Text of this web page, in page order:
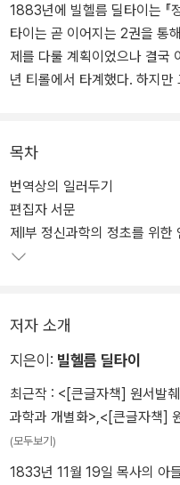
1883년에 빌헬름 딜타이는 『
타이는 곧 이어지는 2권을 통
제를 다룰 계획이었으나 결국
년 티롤에서 타계했다. 하지
출판하였고, 이 책은 그 완역본
이 책에서 딜타이의 철학적 신
어야 한다는 것이었다. 딜타이
이성에 의해서만 활성화되는
이를 전재로 하여 딜타이의 철
간의 해석학적 순환의 반복과
전개해 나간다.
목차
번역상의 일러두기
편집자 서문
제Ⅰ부 정신과학의 정초를 위한
저자 소개
지은이: 빌헬름 딜타이
최근작 : <[큰글자책] 원서발
과학과 개별화>,<[큰글자책]
(모두보기)
1833년 11월 19일 목사의 아